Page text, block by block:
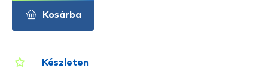
Készleten
Kosárba